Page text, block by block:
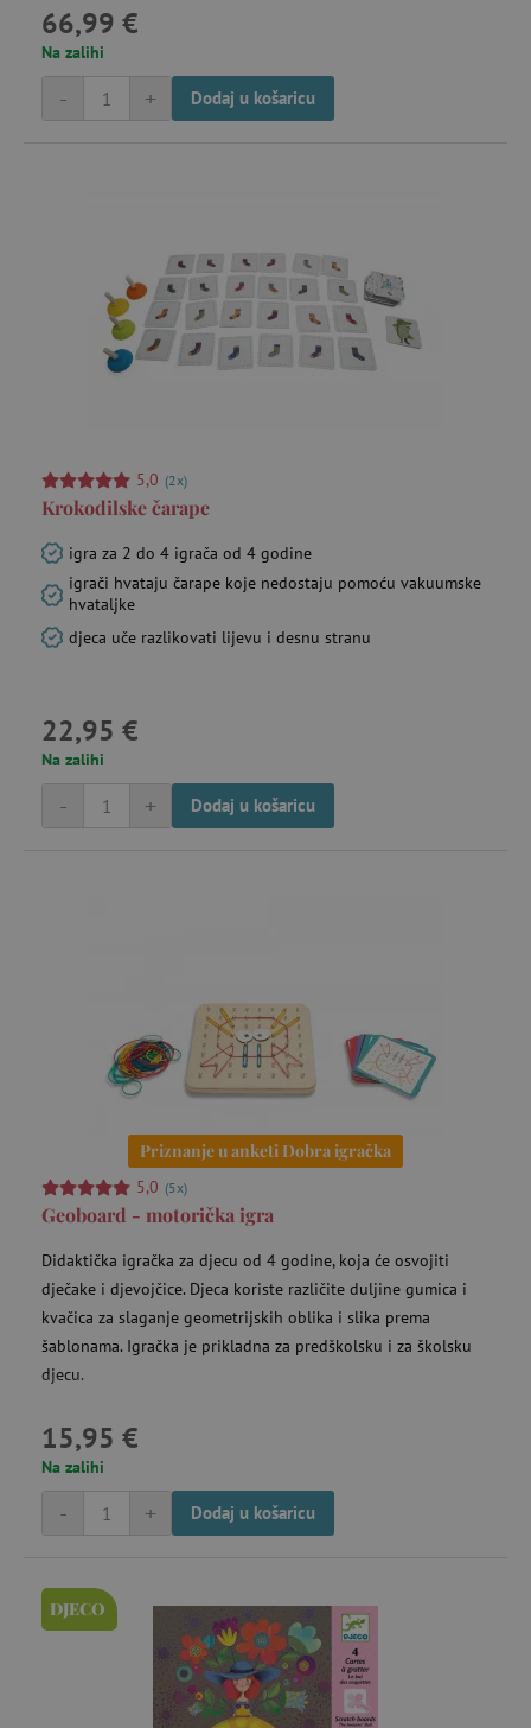
Rasprodaja -15 %
Rasprodaja -20 %
Rasprodaja -40 %
Sitni pokloni
Sportske torbe
Stolovi, stolice i namještaj za sjedenje
Stvaranje
Svijetovi mašte i igre uloga
Vrtne ljuljačke i penjalice
66,99 €
Na zalihi
+
- Dodaj u košaricu
5,0 (2x)
Krokodilske čarape
igra za 2 do 4 igrača od 4 godine
igrači hvataju čarape koje nedostaju pomoću vakuumske
hvataljke
djeca uče razlikovati lijevu i desnu stranu
22,95 €
Na zalihi
+
- Dodaj u košaricu
Priznanje u anketi Dobra igračka
5,0 (5x)
Geoboard - motorička igra
Didaktička igračka za djecu od 4 godine, koja će osvojiti
dječake i djevojčice. Djeca koriste različite duljine gumica i
kvačica za slaganje geometrijskih oblika i slika prema
šablonama. Igračka je prikladna za predškolsku i za školsku
djecu.
15,95 €
Na zalihi
+
- Dodaj u košaricu
DJECO